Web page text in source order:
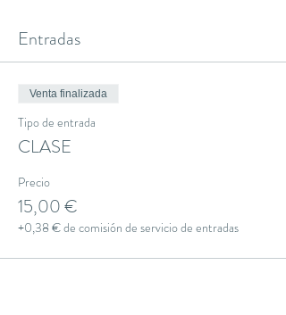
Entradas
Venta finalizada
Tipo de entrada
CLASE
Precio
15,00 €
+0,38 € de comisión de servicio de entradas